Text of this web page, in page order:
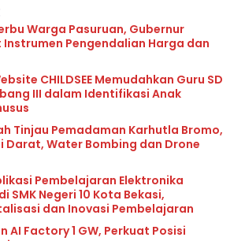
Warga Pasuruan, Gubernur
Pengendalian Harga dan
CHILDSEE Memudahkan Guru SD
III dalam Identifikasi Anak
Tinjau Pemadaman Karhutla Bromo,
Darat, Water Bombing dan Drone
Pembelajaran Elektronika
SMK Negeri 10 Kota Bekasi,
dan Inovasi Pembelajaran
AI Factory 1 GW, Perkuat Posisi